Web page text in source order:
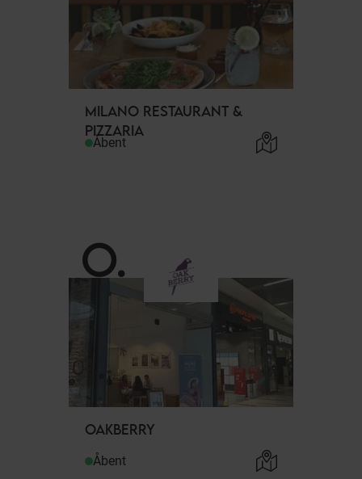
MILANO RESTAURANT &
PIZZARIA
Åbent
O.
OAKBERRY
Åbent